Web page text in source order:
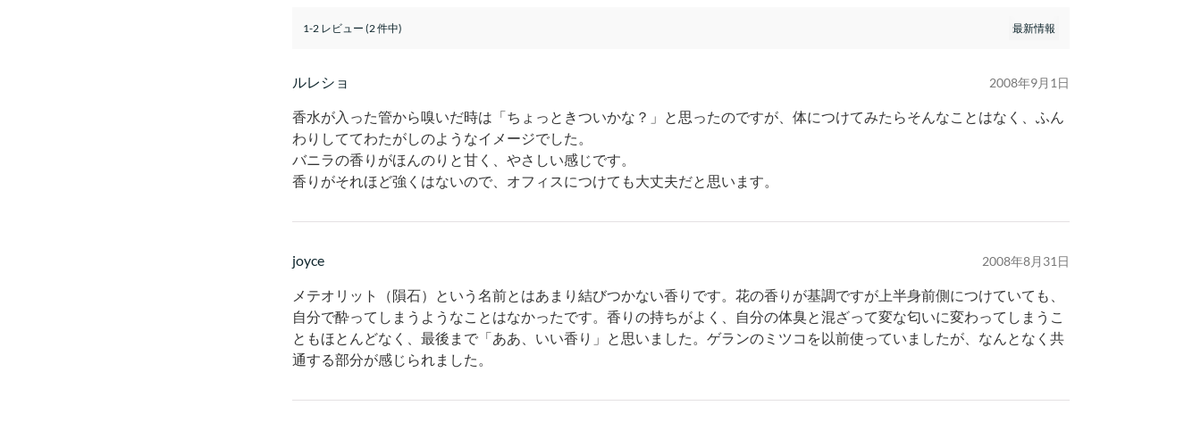
1-2 レビュー (2 件中)
ルレショ 2008年9月1日
香水が入った管から嗅いだ時は「ちょっときついかな？」と思ったのですが、体につけてみたらそんなことはなく、ふん
わりしててわたがしのようなイメージでした。
バニラの香りがほんのりと甘く、やさしい感じです。
香りがそれほど強くはないので、オフィスにつけても大丈夫だと思います。
joyce 2008年8月31日
メテオリット（隕石）という名前とはあまり結びつかない香りです。花の香りが基調ですが上半身前側につけていても、
自分で酔ってしまうようなことはなかったです。香りの持ちがよく、自分の体臭と混ざって変な匂いに変わってしまうこ
ともほとんどなく、最後まで「ああ、いい香り」と思いました。ゲランのミツコを以前使っていましたが、なんとなく共
通する部分が感じられました。